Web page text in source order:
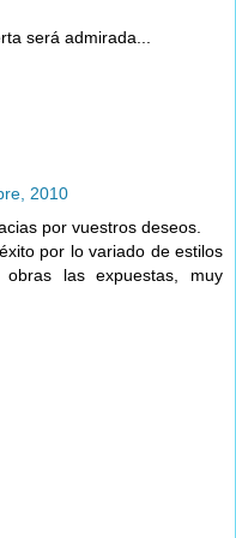
será admirada...
2010
por vuestros deseos.
por lo variado de estilos
las expuestas, muy